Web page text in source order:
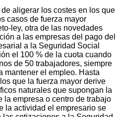
aligerar los costes en los que
casos de fuerza mayor
ley, otra de las novedades
a las empresas del pago del
a la Seguridad Social
el 100 % de la cuota cuando
de 50 trabajadores, siempre
mantener el empleo. Hasta
que la fuerza mayor derive
naturales que supongan la
la empresa o centro de trabajo
la actividad el empresario se